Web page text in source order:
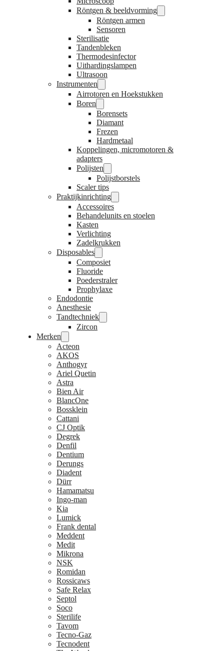
Röntgen & beeldvorming
Röntgen armen
Sensoren
Sterilisatie
Tandenbleken
Thermodesinfector
Uithardingslampen
Ultrasoon
Instrumenten
Airrotoren en Hoekstukken
Boren
Borensets
Diamant
Frezen
Hardmetaal
Koppelingen, micromotoren &
adapters
Polijsten
Polijstborstels
Scaler tips
Praktijkinrichting
Accessoires
Behandelunits en stoelen
Kasten
Verlichting
Zadelkrukken
Disposables
Composiet
Fluoride
Poederstraler
Prophylaxe
Endodontie
Anesthesie
Tandtechniek
Zircon
Merken
Acteon
AKOS
Anthogyr
Ariel Quetin
Astra
Bien Air
BlancOne
Bossklein
Cattani
CJ Optik
Degrek
Denfil
Dentium
Derungs
Diadent
Dürr
Hamamatsu
Ingo-man
Kia
Lumick
Frank dental
Meddent
Medit
Mikrona
NSK
Romidan
Rossicaws
Safe Relax
Septol
Soco
Sterilife
Tavom
Tecno-Gaz
Tecnodent